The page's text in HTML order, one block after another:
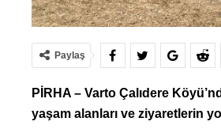
Paylaş
PİRHA – Varto Çalıdere
yaşam alanları ve ziyaretlerin